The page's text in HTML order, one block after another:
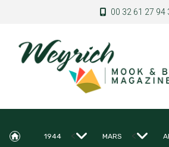
Aller au contenu principal 00 32 61 27 94
1944 < MARS <